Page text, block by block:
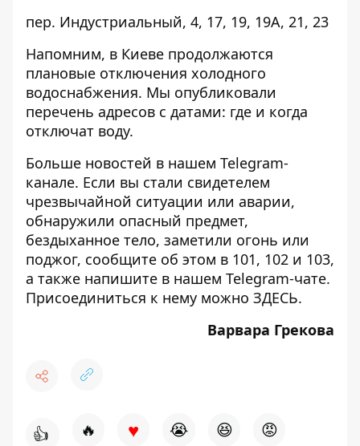
пер. Индустриальный, 4, 17, 19, 19А, 21, 23
Напомним, в Киеве продолжаются
плановые отключения холодного
водоснабжения. Мы опубликовали
перечень адресов с датами: где и когда
отключат воду.
Больше новостей в нашем Telegram-
канале. Если вы стали свидетелем
чрезвычайной ситуации или аварии,
обнаружили опасный предмет,
бездыханное тело, заметили огонь или
поджог, сообщите об этом в 101, 102 и 103,
а также напишите в нашем Telegram-чате.
Присоединиться к нему можно ЗДЕСЬ.
Варвара Грекова
👍 🔥 ♥ 😭 😆 😡